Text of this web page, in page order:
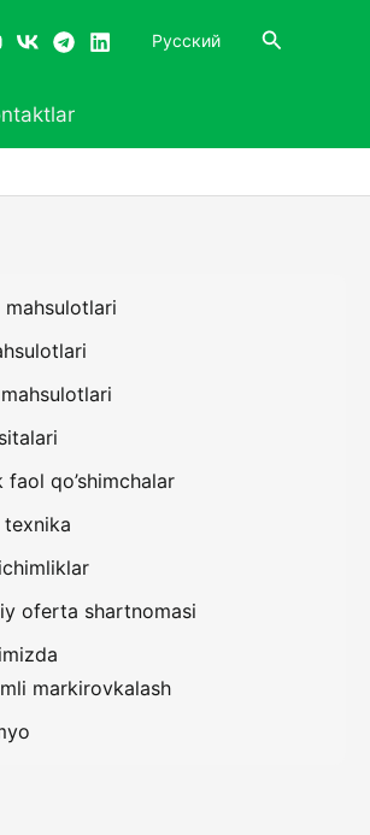
Русский Search
faol qo’shimchalar
texnika
oferta shartnomasi
markirovkalash